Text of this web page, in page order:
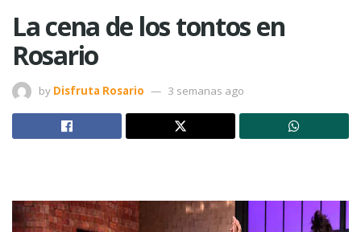
La cena de los tontos en
Rosario
by Disfruta Rosario 3 semanas ago